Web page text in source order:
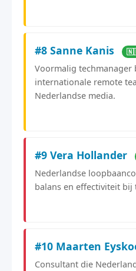
#8 Sanne Kanis
Voormalig techmanager
internationale remote
Nederlandse media.
#9 Vera Hollander
Nederlandse
balans en effectiviteit bij
#10 Maarten
Consultant die